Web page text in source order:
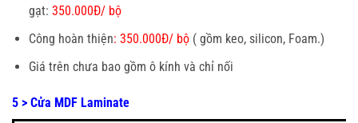
gạt: 350.000Đ/ bộ
Công hoàn thiện: 350.000Đ/ bộ( gồm keo, silicon, Foam.)
Giá trên chưa bao gồm ô kính và chỉ nối
5 > Cửa MDF Laminate